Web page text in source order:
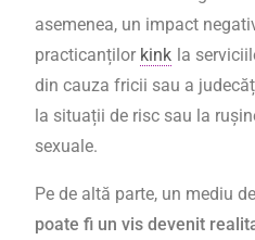
asemenea, un impact
practicanților kink la
din cauza fricii sau a
la situații de risc sau la
sexuale.
Pe de altă parte, un mediu
poate fi un vis devenit